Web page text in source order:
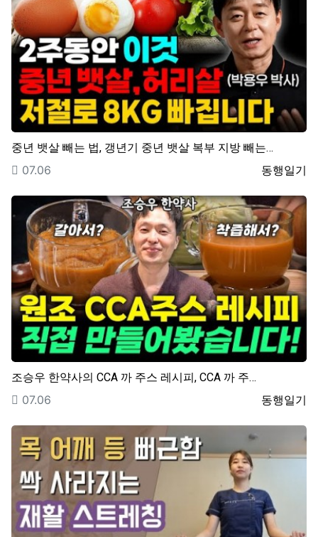
중년 뱃살 빼는 법, 갱년기 중년 뱃살 복부 지방 빼는…
등록자
동행일기
등록일
07.06
조승우 한약사의 CCA 까 주스 레시피, CCA 까 주…
등록자
동행일기
등록일
07.06